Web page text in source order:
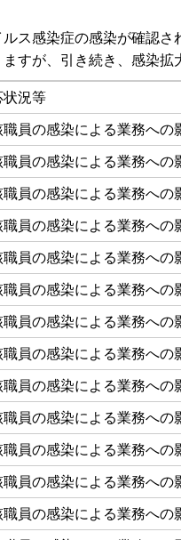
ス感染症の感染が確認さ
すが、引き続き、感染拡
状況等
職員の感染による業務への
職員の感染による業務への
職員の感染による業務への
職員の感染による業務への
職員の感染による業務への
職員の感染による業務への
職員の感染による業務への
職員の感染による業務への
職員の感染による業務への
職員の感染による業務への
職員の感染による業務への
職員の感染による業務への
職員の感染による業務への